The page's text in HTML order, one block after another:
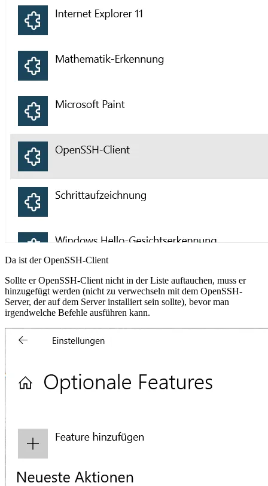
Da ist der OpenSSH-Client
Sollte er OpenSSH-Client nicht in der Liste auftauchen, muss er
hinzugefügt werden (nicht zu verwechseln mit dem OpenSSH-
Server, der auf dem Server installiert sein sollte), bevor man
irgendwelche Befehle ausführen kann.